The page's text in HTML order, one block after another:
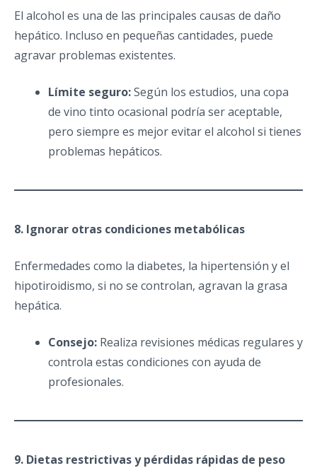
El alcohol es una de las principales causas de daño
hepático. Incluso en pequeñas cantidades, puede
agravar problemas existentes.
Límite seguro:Según los estudios, una copa
de vino tinto ocasional podría ser aceptable,
pero siempre es mejor evitar el alcohol si tienes
problemas hepáticos.
8. Ignorar otras condiciones metabólicas
Enfermedades como la diabetes, la hipertensión y el
hipotiroidismo, si no se controlan, agravan la grasa
hepática.
Consejo: Realiza revisiones médicas regulares y
controla estas condiciones con ayuda de
profesionales.
9. Dietas restrictivas y pérdidas rápidas de peso